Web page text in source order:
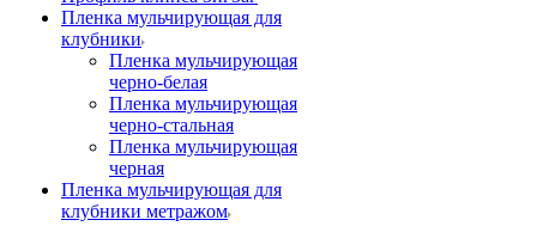
Пленка мульчирующая для
клубники
Пленка мульчирующая
черно-белая
Пленка мульчирующая
черно-стальная
Пленка мульчирующая
черная
Пленка мульчирующая для
клубники метражом